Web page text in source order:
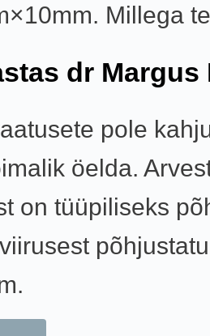
Millega
dr Margus
pole
öelda.
on tüüpiliseks